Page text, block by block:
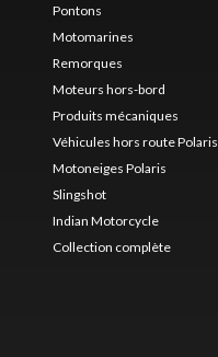
Pontons
Motomarines
Remorques
Moteurs hors-bord
Produits mécaniques
Véhicules hors route Polaris
Motoneiges Polaris
Slingshot
Indian Motorcycle
Collection complète